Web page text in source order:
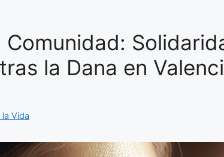
Comunidad:
la Dana en
Vida